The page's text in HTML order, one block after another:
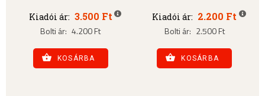
Kiadói ár: 3.500 Ft
Bolti ár: 4.200 Ft
KOSÁRBA
Kiadói ár: 2.200 Ft
Bolti ár: 2.500 Ft
KOSÁRBA